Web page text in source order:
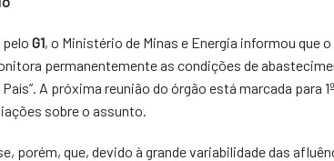
G1, o Ministério de Minas e Energia informou que
permanentemente as condições de
A próxima reunião do órgão está marcada para
sobre o assunto.
porém, que, devido à grande variabilidade das